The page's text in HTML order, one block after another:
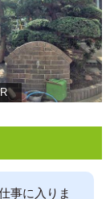
事に入りま